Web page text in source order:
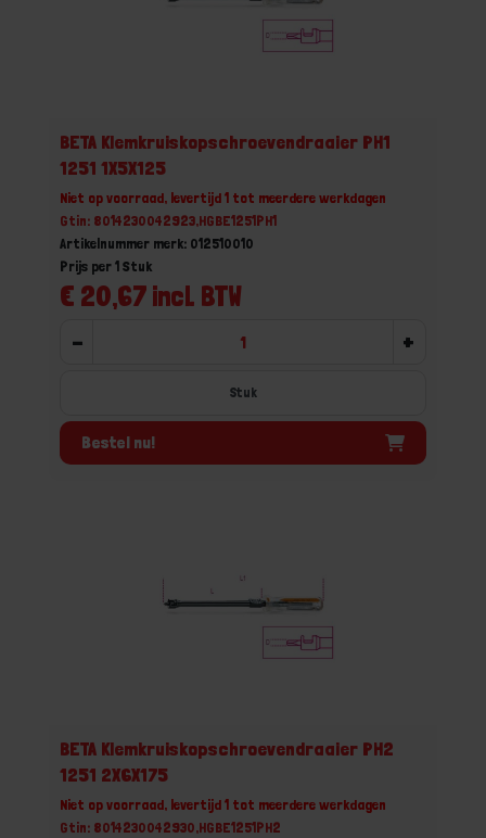
BETA Klemkruiskopschroevendraaier PH1
1251 1X5X125
Niet op voorraad, levertijd 1 tot meerdere werkdagen
Gtin: 8014230042923,HGBE1251PH1
Artikelnummer merk: 012510010
€ 20,67 incl. BTW
Prijs per 1 Stuk
- +
Stuk
Bestel nu!
BETA Klemkruiskopschroevendraaier PH2
1251 2X6X175
Niet op voorraad, levertijd 1 tot meerdere werkdagen
Gtin: 8014230042930,HGBE1251PH2